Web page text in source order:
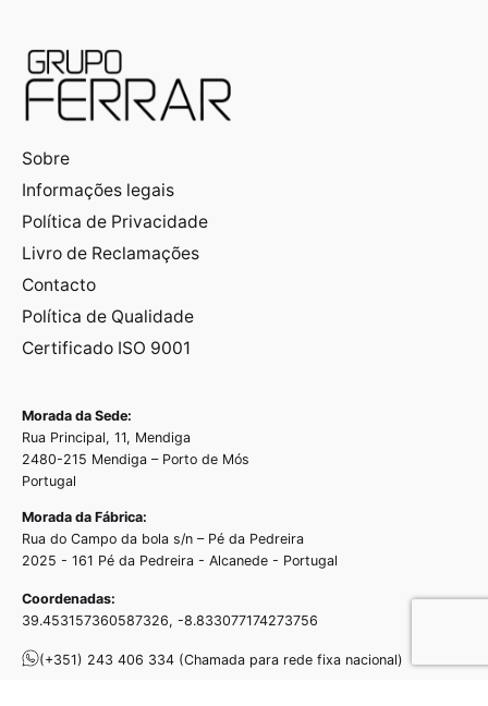
Sobre
Informações legais
Política de Privacidade
Livro de Reclamações
Contacto
Política de Qualidade
Certificado ISO 9001
Morada da Sede:
Rua Principal, 11, Mendiga
2480-215 Mendiga – Porto de Mós
Portugal
Morada da Fábrica:
Rua do Campo da bola s/n – Pé da Pedreira
2025 - 161 Pé da Pedreira - Alcanede - Portugal
Coordenadas:
39.453157360587326, -8.833077174273756
(+351) 243 406 334 (Chamada para rede fixa nacional)